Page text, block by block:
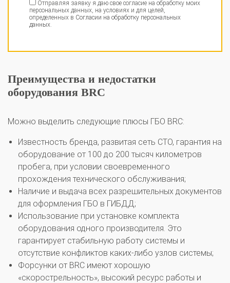
Отправляя заявку я даю свое согласие на обработку моих
персональных данных, на условиях и для целей,
определенных в Согласии на обработку персональных
данных
Преимущества и недостатки
оборудования BRC
Можно выделить следующие плюсы ГБО BRC:
Известность бренда, развитая сеть СТО, гарантия на
оборудование от 100 до 200 тысяч километров
пробега, при условии своевременного
прохождения технического обслуживания;
Наличие и выдача всех разрешительных документов
для оформления ГБО в ГИБДД;
Использование при установке комплекта
оборудования одного производителя. Это
гарантирует стабильную работу системы и
отсутствие конфликтов каких-либо узлов системы;
Форсунки от BRC имеют хорошую
«скорострельность», высокий ресурс работы и